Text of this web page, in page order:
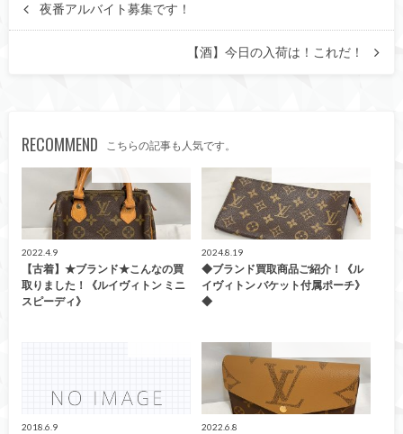
夜番アルバイト募集です！
【酒】今日の入荷は！これだ！
RECOMMEND こちらの記事も人気です。
2022.4.9
【古着】★ブランド★こんなの買
取りました！《ルイヴィトン ミニ
スピーディ》
2024.8.19
◆ブランド買取商品ご紹介！《ル
イヴィトン バケット付属ポーチ》
◆
2018.6.9 2022.6.8